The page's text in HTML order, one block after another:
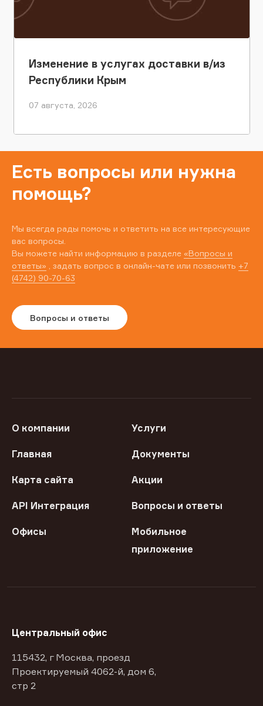
Изменение в услугах доставки в/из
Республики Крым
07 августа, 2026
Есть вопросы или нужна
помощь?
Мы всегда рады помочь и ответить на все интересующие
вас вопросы.
Вы можете найти информацию в разделе «Вопросы и
ответы» , задать вопрос в онлайн-чате или позвонить +7
(4742) 90-70-63
Вопросы и ответы
О компании Услуги
Главная Документы
Карта сайта Акции
API Интеграция Вопросы и ответы
Офисы
Мобильное
приложение
Центральный офис
115432, г Москва, проезд
Проектируемый 4062-й, дом 6,
стр 2